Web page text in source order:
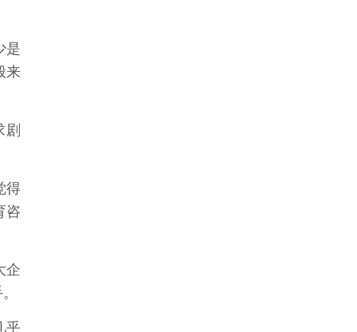
是
来
得
咨
企
乎